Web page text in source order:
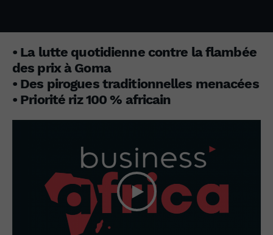
• La lutte quotidienne contre la flambée
des prix à Goma
• Des pirogues traditionnelles menacées
• Priorité riz 100 % africain